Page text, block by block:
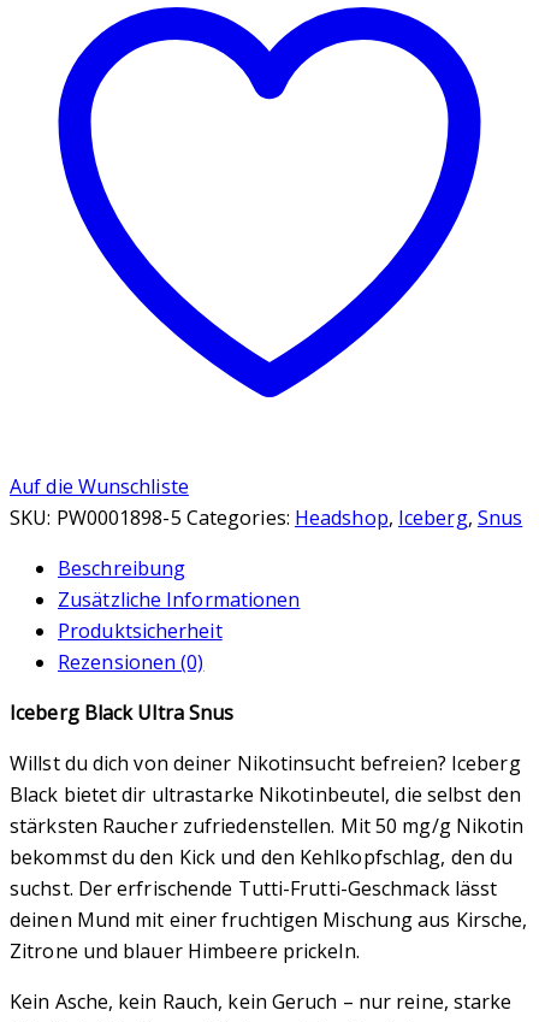
Auf die Wunschliste
SKU: PW0001898-5 Categories: Headshop, Iceberg, Snus
Beschreibung
Zusätzliche Informationen
Produktsicherheit
Rezensionen (0)
Iceberg Black Ultra Snus
Willst du dich von deiner Nikotinsucht befreien? Iceberg
Black bietet dir ultrastarke Nikotinbeutel, die selbst den
stärksten Raucher zufriedenstellen. Mit 50 mg/g Nikotin
bekommst du den Kick und den Kehlkopfschlag, den du
suchst. Der erfrischende Tutti-Frutti-Geschmack lässt
deinen Mund mit einer fruchtigen Mischung aus Kirsche,
Zitrone und blauer Himbeere prickeln.
Kein Asche, kein Rauch, kein Geruch – nur reine, starke